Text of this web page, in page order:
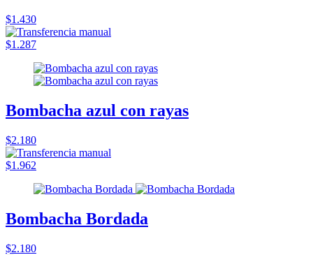
$1.430
$1.287
Bombacha azul con rayas
$2.180
$1.962
Bombacha Bordada
$2.180